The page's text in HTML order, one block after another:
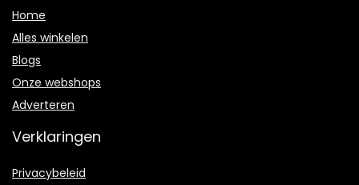
Home
Alles winkelen
Blogs
Onze webshops
Adverteren
Verklaringen
Privacybeleid